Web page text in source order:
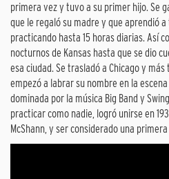
primera vez y tuvo a su primer hijo. Se
que le regaló su madre y que aprendió
practicando hasta 15 horas diarias. Así
nocturnos de Kansas hasta que se dio
esa ciudad. Se trasladó a Chicago y
empezó a labrar su nombre en la
dominada por la música Big Band y
practicar como nadie, logró unirse en
McShann, y ser considerado una